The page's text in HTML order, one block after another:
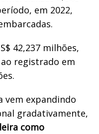
em 2022,
42,237 milhões,
registrado em
vem expandindo
gradativamente,
como